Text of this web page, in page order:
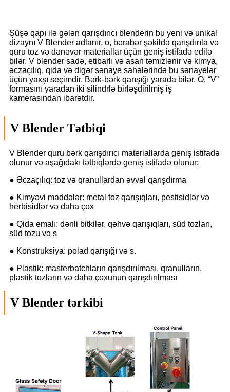
Şüşə qapı ilə gələn qarışdırıcı blenderin bu yeni və unikal
dizaynı V Blender adlanır, o, bərabər şəkildə qarışdırıla və
quru toz və dənəvər materiallar üçün geniş istifadə edilə
bilər. V blender sadə, etibarlı və asan təmizlənir və kimya,
əczaçılıq, qida və digər sənaye sahələrində bu sənayelər
üçün yaxşı seçimdir. Bərk-bərk qarışığı yarada bilər. O, “V”
formasını yaradan iki silindrlə birləşdirilmiş iş
kamerasından ibarətdir.
V Blender Tətbiqi
V Blender quru bərk qarışdırıcı materiallarda geniş istifadə
olunur və aşağıdakı tətbiqlərdə geniş istifadə olunur:
● Əczaçılıq: toz və qranullardan əvvəl qarışdırma
● Kimyəvi maddələr: metal toz qarışıqları, pestisidlər və
herbisidlər və daha çox
● Qida emalı: dənli bitkilər, qəhvə qarışıqları, süd tozları,
süd tozu və s
● Konstruksiya: polad qarışığı və s.
● Plastik: masterbatchların qarışdırılması, qranulların,
plastik tozların və daha çoxunun qarışdırılması
V Blender tərkibi